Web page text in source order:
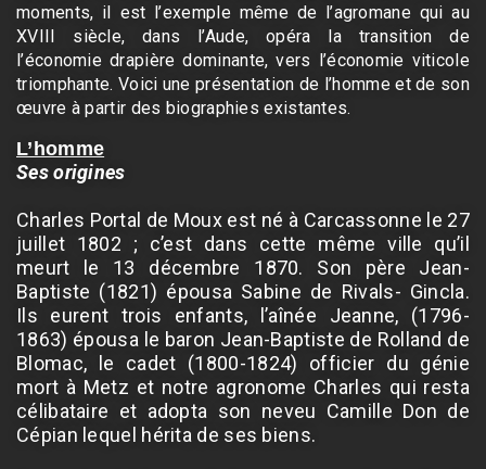
moments, il est l’exemple même de l’agromane qui au
XVIII siècle, dans l’Aude, opéra la transition de
l’économie drapière dominante, vers l’économie viticole
triomphante. Voici une présentation de l’homme et de son
œuvre à partir des biographies existantes.
L’homme
Ses origines
Charles Portal de Moux est né à Carcassonne le 27
juillet 1802 ; c’est dans cette même ville qu’il
meurt le 13 décembre 1870. Son père Jean-
Baptiste (1821) épousa Sabine de Rivals- Gincla.
Ils eurent trois enfants, l’aînée Jeanne, (1796-
1863) épousa le baron Jean-Baptiste de Rolland de
Blomac, le cadet (1800-1824) officier du génie
mort à Metz et notre agronome Charles qui resta
célibataire et adopta son neveu Camille Don de
Cépian lequel hérita de ses biens.